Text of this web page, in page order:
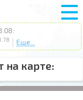
Еще...
на карте:
EUR